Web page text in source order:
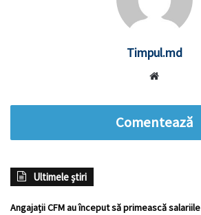
Timpul.md
Comentează
Ultimele știri
Angajații CFM au început să primească salariile